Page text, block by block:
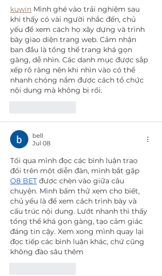
kuwin Mình ghé vào trải nghiệm sau
khi thấy có vài người nhắc đến, chủ
yếu để xem cách họ xây dựng và trình
bày giao diện trang web. Cảm nhận
ban đầu là tổng thể trang khá gọn
gàng, dễ nhìn. Các danh mục được sắp
xếp rõ ràng nên khi nhìn vào có thể
nhanh chóng nắm được cách tổ chức
nội dung mà không bị rối.
bell
Jul 08
Tối qua mình đọc các bình luận trao
đổi trên một diễn đàn, mình bắt gặp
O8 BET được chèn vào giữa câu
chuyện. Mình bấm thử xem cho biết,
chủ yếu là để xem cách trình bày và
cấu trúc nội dung. Lướt nhanh thì thấy
tổng thể khá gọn gàng, tạo cảm giác
đáng tin cậy. Xem xong mình quay lại
đọc tiếp các bình luận khác, chứ cũng
không đào sâu thêm